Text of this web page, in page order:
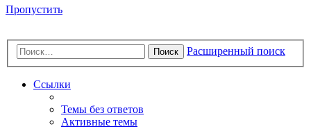
Пропустить
Поиск Расширенный поиск
Ссылки
Темы без ответов
Активные темы